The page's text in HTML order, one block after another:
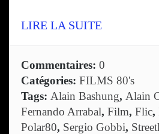
LIRE LA SUITE
Commentaires: 0
Catégories: FILMS 80's
Tags: Alain Bashung, Alain
Fernando Arrabal, Film, Flic,
Polar80, Sergio Gobbi,